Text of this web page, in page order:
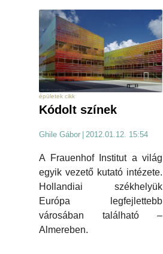
épületek cikk
Kódolt színek
Ghile Gábor 2012.01.12. 15:54
A Frauenhof Institut a világ
egyik vezető kutató intézete.
Hollandiai székhelyük
Európa legfejlettebb
városában található –
Almereben.